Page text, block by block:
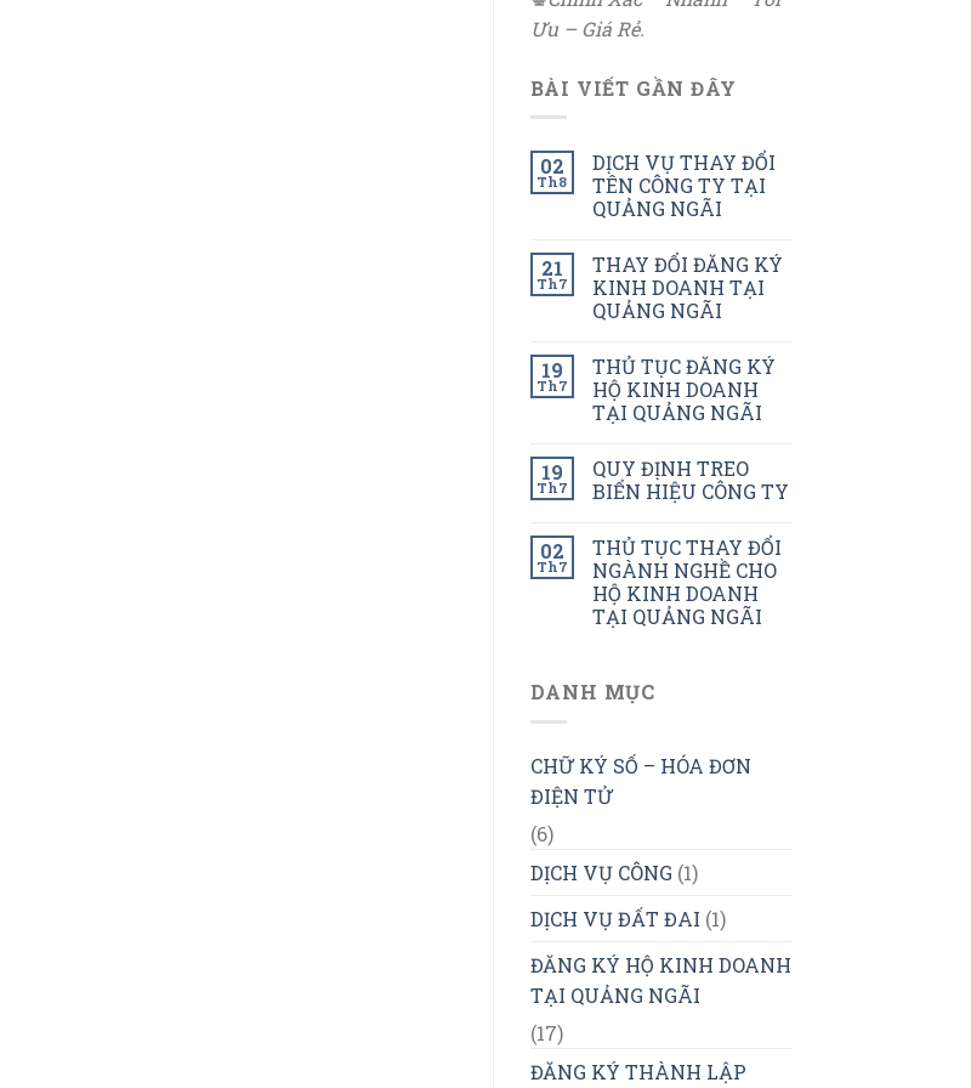
Ưu – Giá Rẻ.
BÀI VIẾT GẦN ĐÂY
02
Th8
DỊCH VỤ THAY ĐỔI
TÊN CÔNG TY TẠI
QUẢNG NGÃI
21
Th7
THAY ĐỔI ĐĂNG KÝ
KINH DOANH TẠI
QUẢNG NGÃI
19
Th7
THỦ TỤC ĐĂNG KÝ
HỘ KINH DOANH
TẠI QUẢNG NGÃI
19
Th7
QUY ĐỊNH TREO
BIỂN HIỆU CÔNG TY
02
Th7
THỦ TỤC THAY ĐỔI
NGÀNH NGHỀ CHO
HỘ KINH DOANH
TẠI QUẢNG NGÃI
DANH MỤC
CHỮ KÝ SỐ – HÓA ĐƠN
ĐIỆN TỬ
(6)
DỊCH VỤ CÔNG (1)
DỊCH VỤ ĐẤT ĐAI (1)
ĐĂNG KÝ HỘ KINH DOANH
TẠI QUẢNG NGÃI
(17)
ĐĂNG KÝ THÀNH LẬP